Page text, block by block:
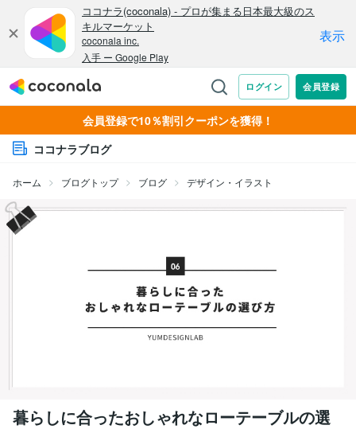
会員登録で10％割引クーポンを獲得！
ココナラブログ
ホーム ブログトップ ブログ デザイン・イラスト
暮らしに合ったおしゃれなローテーブルの選